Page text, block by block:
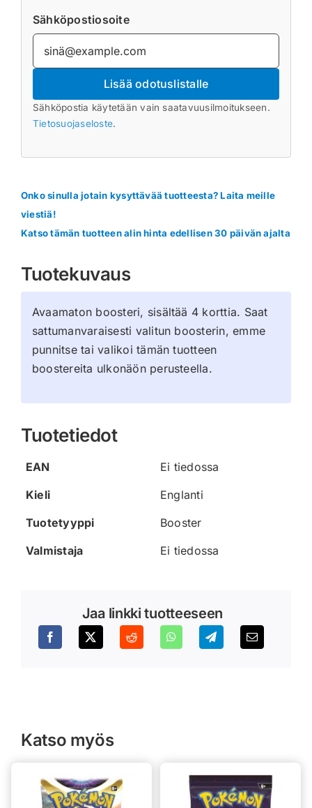
Sähköpostiosoite
Lisää odotuslistalle
Sähköpostia käytetään vain saatavuusilmoitukseen.
Tietosuojaseloste.
Onko sinulla jotain kysyttävää tuotteesta? Laita meille
viestiä!
Katso tämän tuotteen alin hinta edellisen 30 päivän ajalta
Tuotekuvaus
Avaamaton boosteri, sisältää 4 korttia. Saat
sattumanvaraisesti valitun boosterin, emme
punnitse tai valikoi tämän tuotteen
boostereita ulkonäön perusteella.
Tuotetiedot
EAN
Ei tiedossa
Kieli
Englanti
Tuotetyyppi
Booster
Valmistaja
Ei tiedossa
Jaa linkki tuotteeseen
Katso myös